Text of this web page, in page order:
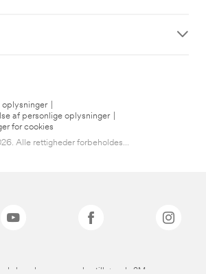
oplysninger
af personlige oplysninger
for cookies
Alle rettigheder forbeholdes...
brands er varemærker tilhørende 3M.